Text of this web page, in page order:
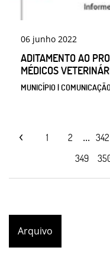
06 junho 2022
ADITAMENTO AO
MÉDICOS
MUNICÍPIO |
1 2 ... 342
349
Arquivo